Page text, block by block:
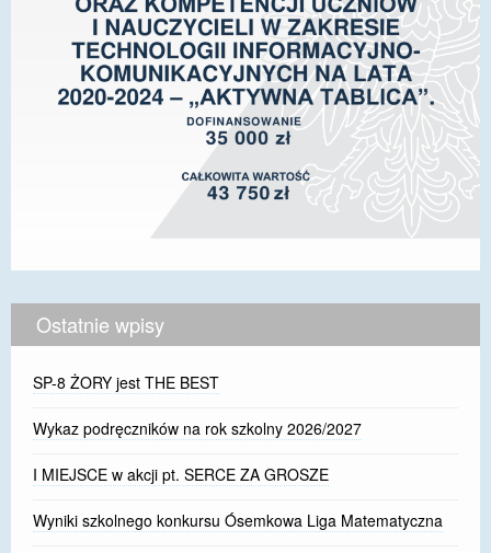
Ostatnie wpisy
SP-8 ŻORY jest THE BEST
Wykaz podręczników na rok szkolny 2026/2027
I MIEJSCE w akcji pt. SERCE ZA GROSZE
Wyniki szkolnego konkursu Ósemkowa Liga Matematyczna